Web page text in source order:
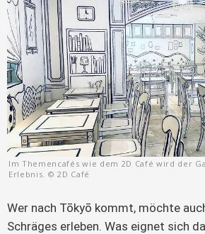
Im Themencafés wie dem 2D Café wird der
Erlebnis. © 2D Café
Wer nach Tōkyō kommt, möchte
Schräges erleben. Was eignet sich